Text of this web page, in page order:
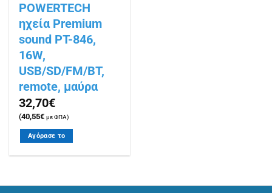
POWERTECH
ηχεία Premium
sound PT-846,
16W,
USB/SD/FM/BT,
remote, μαύρα
32,70€
(40,55€ με ΦΠΑ)
Αγόρασε το